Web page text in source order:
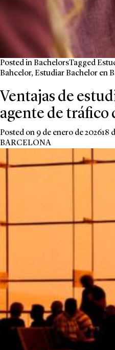
Posted inBachelorsTagged
Bahcelor, Estudiar Bachelor en
Ventajas de
agente de tráfico
Posted on 9 de enero de 202618
BARCELONA